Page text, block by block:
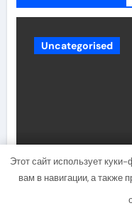
Uncategorised
Состав и
поп-группы
Этот сайт использует
вам в навигации, а также